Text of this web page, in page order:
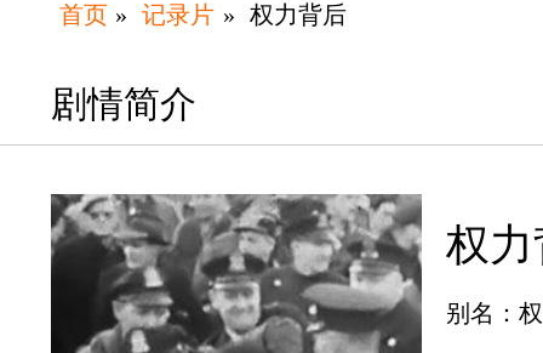
首页 » 记录片 » 权力背后
剧情简介
权
别名：